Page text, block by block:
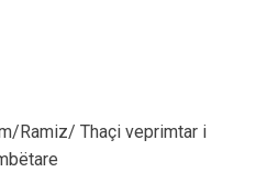
Ramiz/ Thaçi veprimtar i